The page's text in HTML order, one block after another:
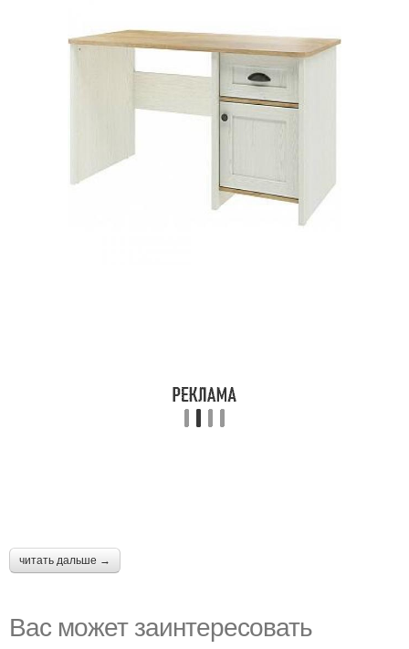
читать дальше →
Вас может заинтересовать